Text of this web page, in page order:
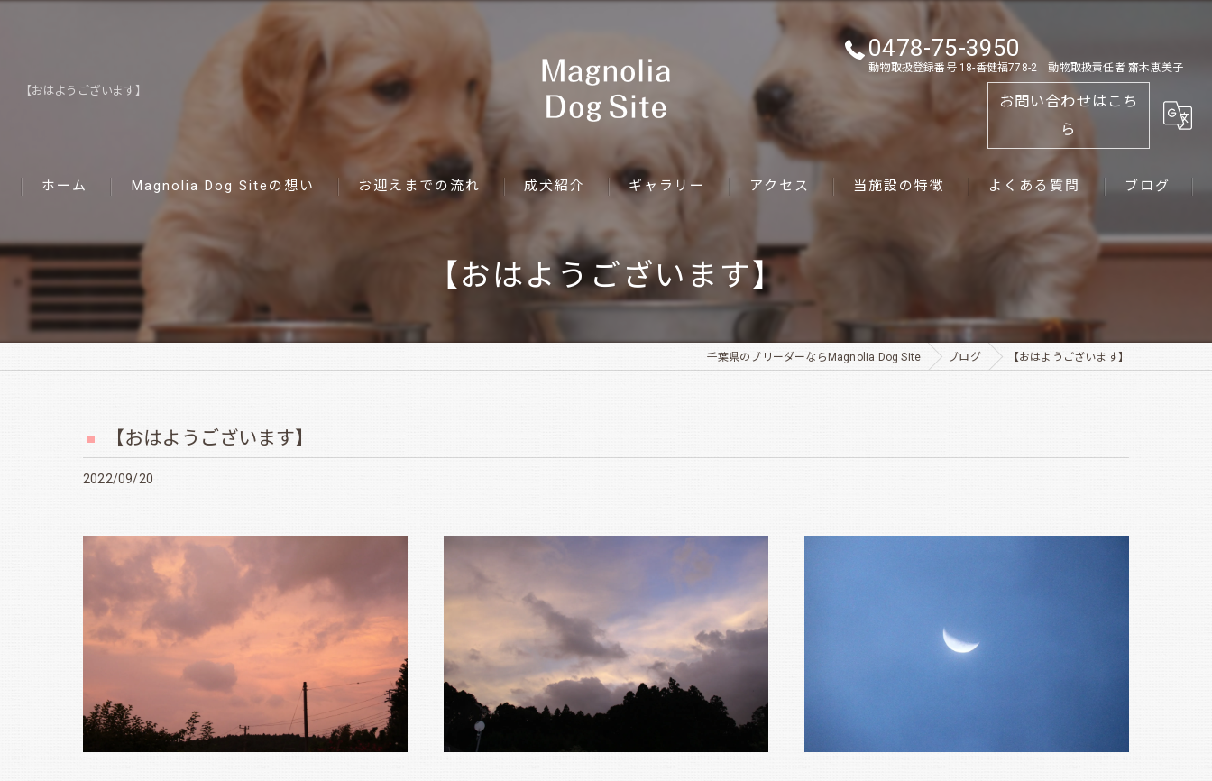
【おはようございます】
0478-75-3950
動物取扱登録番号 18-香健福778-2 動物取扱責任者 齋木恵美子
お問い合わせはこち
ら
ホーム Magnolia Dog Siteの想い お迎えまでの流れ 成犬紹介 ギャラリー アクセス 当施設の特徴
犬舎
よくある質問 ブログ
【おはようございます】
千葉県のブリーダーならMagnolia Dog Site ブログ 【おはようございます】
【おはようございます】
2022/09/20